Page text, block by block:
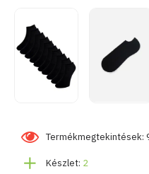
Készlet: 2
Termékmegtekintések: